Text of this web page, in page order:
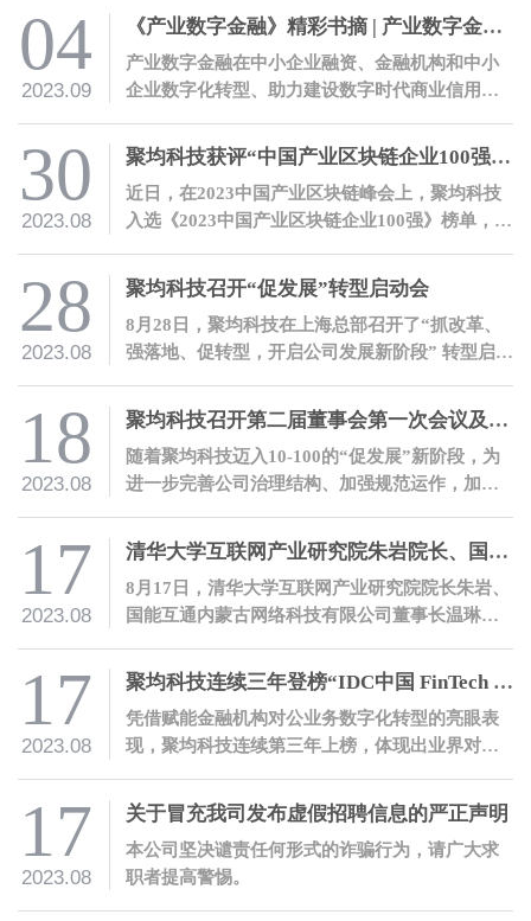
联合社座谈交流，并参观调研了国能互通企业光
伏发电基地、罕台川北站煤炭物流园，及鄂尔多
斯市人才科创中心。
04
2023.09
《产业数字金融》精彩书摘 | 产业数字金融七大价值
产业数字金融在中小企业融资、金融机构和中小
企业数字化转型、助力建设数字时代商业信用体
有着巨大的价值。
30
2023.08
聚均科技获评“中国产业区块链企业100强”并荣获“产业区块链典型案例奖”
近日，在2023中国产业区块链峰会上，聚均科技
入选《2023中国产业区块链企业100强》榜单，公
国产业区块链典型案例》。
28
2023.08
聚均科技召开“促发展”转型启动会
8月28日，聚均科技在上海总部召开了“抓改革、
强落地、促转型，开启公司发展新阶段” 转型启动
18
2023.08
聚均科技召开第二届董事会第一次会议及第一届监事会第一次会议
随着聚均科技迈入10-100的“促发展”新阶段，为
进一步完善公司治理结构、加强规范运作，加快
日，聚均科技在上海总部召开了第二届董事会第
一次会议及第一届监事会第一次会议。
17
2023.08
清华大学互联网产业研究院朱岩院长、国能互通温琳董事长一行莅临聚均科技参观交流
8月17日，清华大学互联网产业研究院院长朱岩、
国能互通内蒙古网络科技有限公司董事长温琳、
经理张志勇一行莅临聚均科技参观交流。
17
2023.08
聚均科技连续三年登榜“IDC中国 FinTech 50”
凭借赋能金融机构对公业务数字化转型的亮眼表
现，聚均科技连续第三年上榜，体现出业界对公
17
2023.08
关于冒充我司发布虚假招聘信息的严正声明
本公司坚决谴责任何形式的诈骗行为，请广大求
职者提高警惕。